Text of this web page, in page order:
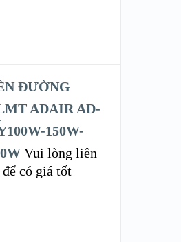
ĐƯỜNG
ADAIR AD-
150W-
Vui lòng liên
để có giá tốt